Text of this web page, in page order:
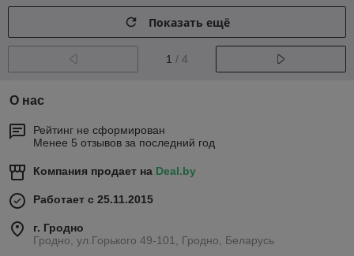
Показать ещё
1 / 4
О нас
Рейтинг не сформирован
Менее 5 отзывов за последний год
Компания продает на Deal.by
Работает с 25.11.2015
г. Гродно
Гродно, ул.Горького 49-101, Гродно, Беларусь